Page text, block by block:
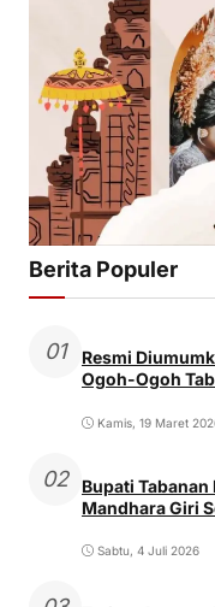
Berita Populer
01
Resmi
Ogoh-Ogoh
Kamis, 19 Maret
02
Bupati
Mandhara Giri
Sabtu, 4 Juli 2026